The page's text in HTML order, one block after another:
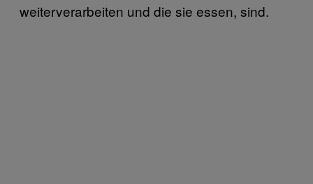
weiterverarbeiten und die sie essen, sind.